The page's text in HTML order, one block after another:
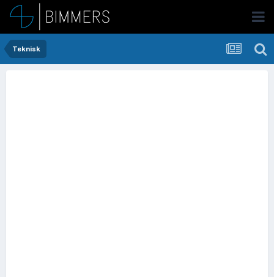
Teknisk